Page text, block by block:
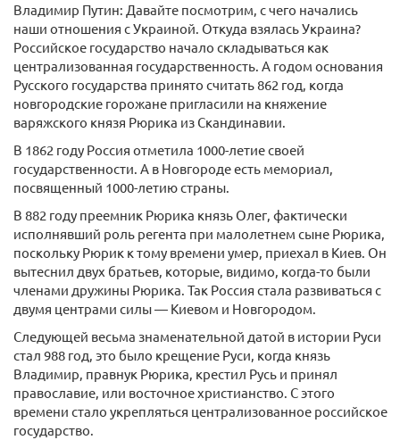
Владимир Путин: Давайте посмотрим, с чего начались
наши отношения с Украиной. Откуда взялась Украина?
Российское государство начало складываться как
централизованная государственность. А годом основания
Русского государства принято считать 862 год, когда
новгородские горожане пригласили на княжение
варяжского князя Рюрика из Скандинавии.
В 1862 году Россия отметила 1000-летие своей
государственности. А в Новгороде есть мемориал,
посвященный 1000-летию страны.
В 882 году преемник Рюрика князь Олег, фактически
исполнявший роль регента при малолетнем сыне Рюрика,
поскольку Рюрик к тому времени умер, приехал в Киев. Он
вытеснил двух братьев, которые, видимо, когда-то были
членами дружины Рюрика. Так Россия стала развиваться с
двумя центрами силы — Киевом и Новгородом.
Следующей весьма знаменательной датой в истории Руси
стал 988 год, это было крещение Руси, когда князь
Владимир, правнук Рюрика, крестил Русь и принял
православие, или восточное христианство. С этого
времени стало укрепляться централизованное российское
государство.